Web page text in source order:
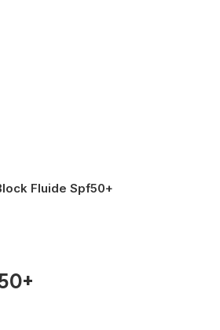
Fluide Spf50+